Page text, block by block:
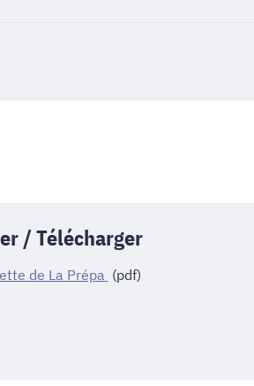
/ Télécharger
de La Prépa (pdf)